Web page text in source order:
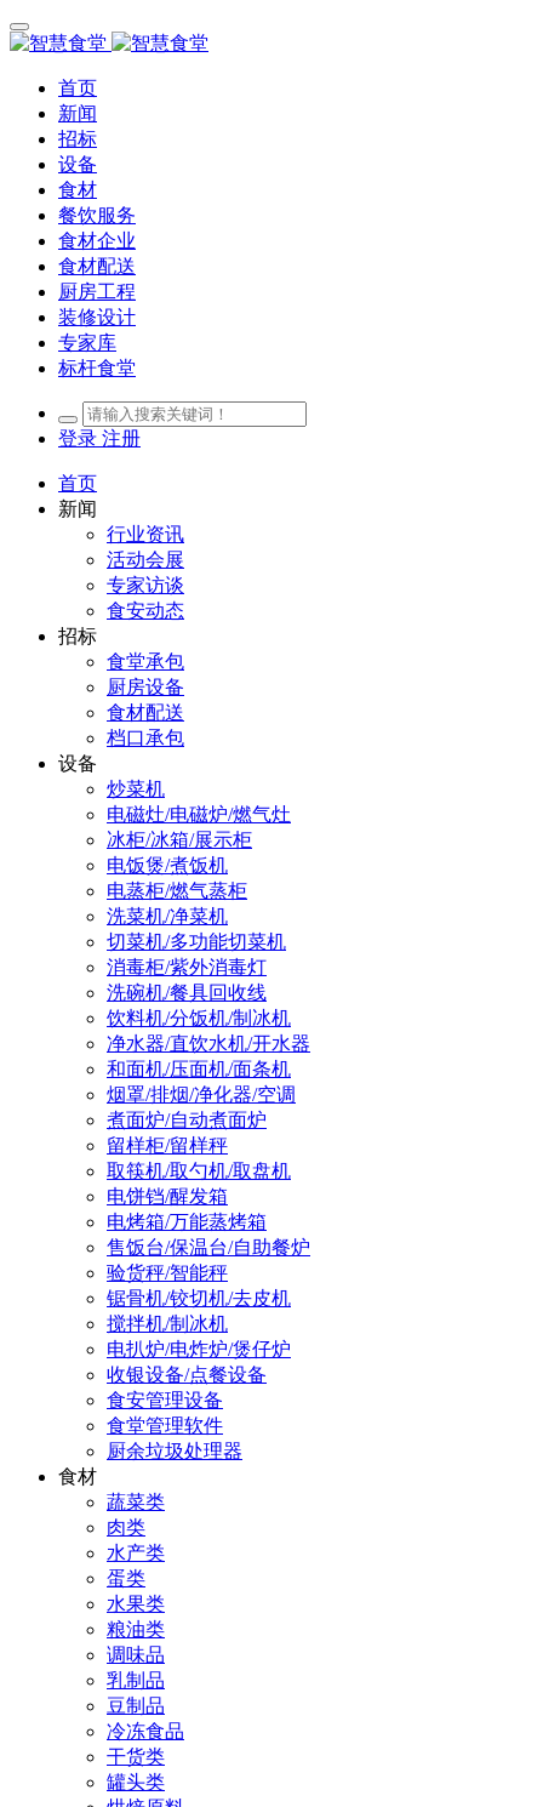
首页
新闻
招标
设备
食材
餐饮服务
食材企业
食材配送
厨房工程
装修设计
专家库
标杆食堂
登录 注册
首页
新闻
行业资讯
活动会展
专家访谈
食安动态
招标
食堂承包
厨房设备
食材配送
档口承包
设备
炒菜机
电磁灶/电磁炉/燃气灶
冰柜/冰箱/展示柜
电饭煲/煮饭机
电蒸柜/燃气蒸柜
洗菜机/净菜机
切菜机/多功能切菜机
消毒柜/紫外消毒灯
洗碗机/餐具回收线
饮料机/分饭机/制冰机
净水器/直饮水机/开水器
和面机/压面机/面条机
烟罩/排烟/净化器/空调
煮面炉/自动煮面炉
留样柜/留样秤
取筷机/取勺机/取盘机
电饼铛/醒发箱
电烤箱/万能蒸烤箱
售饭台/保温台/自助餐炉
验货秤/智能秤
锯骨机/铰切机/去皮机
搅拌机/制冰机
电扒炉/电炸炉/煲仔炉
收银设备/点餐设备
食安管理设备
食堂管理软件
厨余垃圾处理器
食材
蔬菜类
肉类
水产类
蛋类
水果类
粮油类
调味品
乳制品
豆制品
冷冻食品
干货类
罐头类